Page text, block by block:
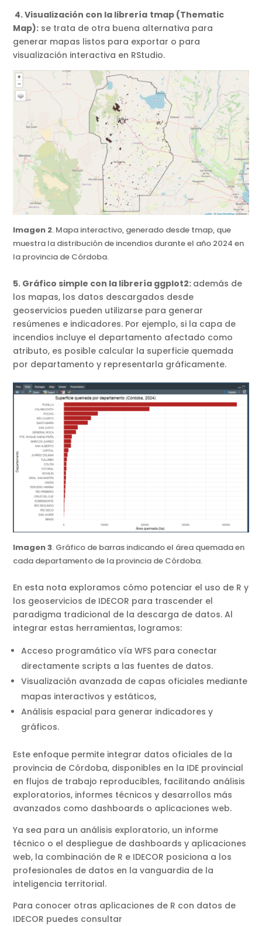
4. Visualización con la librería tmap (Thematic
Map): se trata de otra buena alternativa para
generar mapas listos para exportar o para
visualización interactiva en RStudio.
Imagen 2. Mapa interactivo, generado desde tmap, que
muestra la distribución de incendios durante el año 2024 en
la provincia de Córdoba.
5. Gráfico simple con la librería ggplot2: además de
los mapas, los datos descargados desde
geoservicios pueden utilizarse para generar
resúmenes e indicadores. Por ejemplo, si la capa de
incendios incluye el departamento afectado como
atributo, es posible calcular la superficie quemada
por departamento y representarla gráficamente.
Imagen 3. Gráfico de barras indicando el área quemada en
cada departamento de la provincia de Córdoba.
En esta nota exploramos cómo potenciar el uso de R y
los geoservicios de IDECOR para trascender el
paradigma tradicional de la descarga de datos. Al
integrar estas herramientas, logramos:
Acceso programático vía WFS para conectar
directamente scripts a las fuentes de datos.
Visualización avanzada de capas oficiales mediante
mapas interactivos y estáticos,
Análisis espacial para generar indicadores y
gráficos.
Este enfoque permite integrar datos oficiales de la
provincia de Córdoba, disponibles en la IDE provincial
en flujos de trabajo reproducibles, facilitando análisis
exploratorios, informes técnicos y desarrollos más
avanzados como dashboards o aplicaciones web.
Ya sea para un análisis exploratorio, un informe
técnico o el despliegue de dashboards y aplicaciones
web, la combinación de R e IDECOR posiciona a los
profesionales de datos en la vanguardia de la
inteligencia territorial.
Para conocer otras aplicaciones de R con datos de
IDECOR puedes consultar